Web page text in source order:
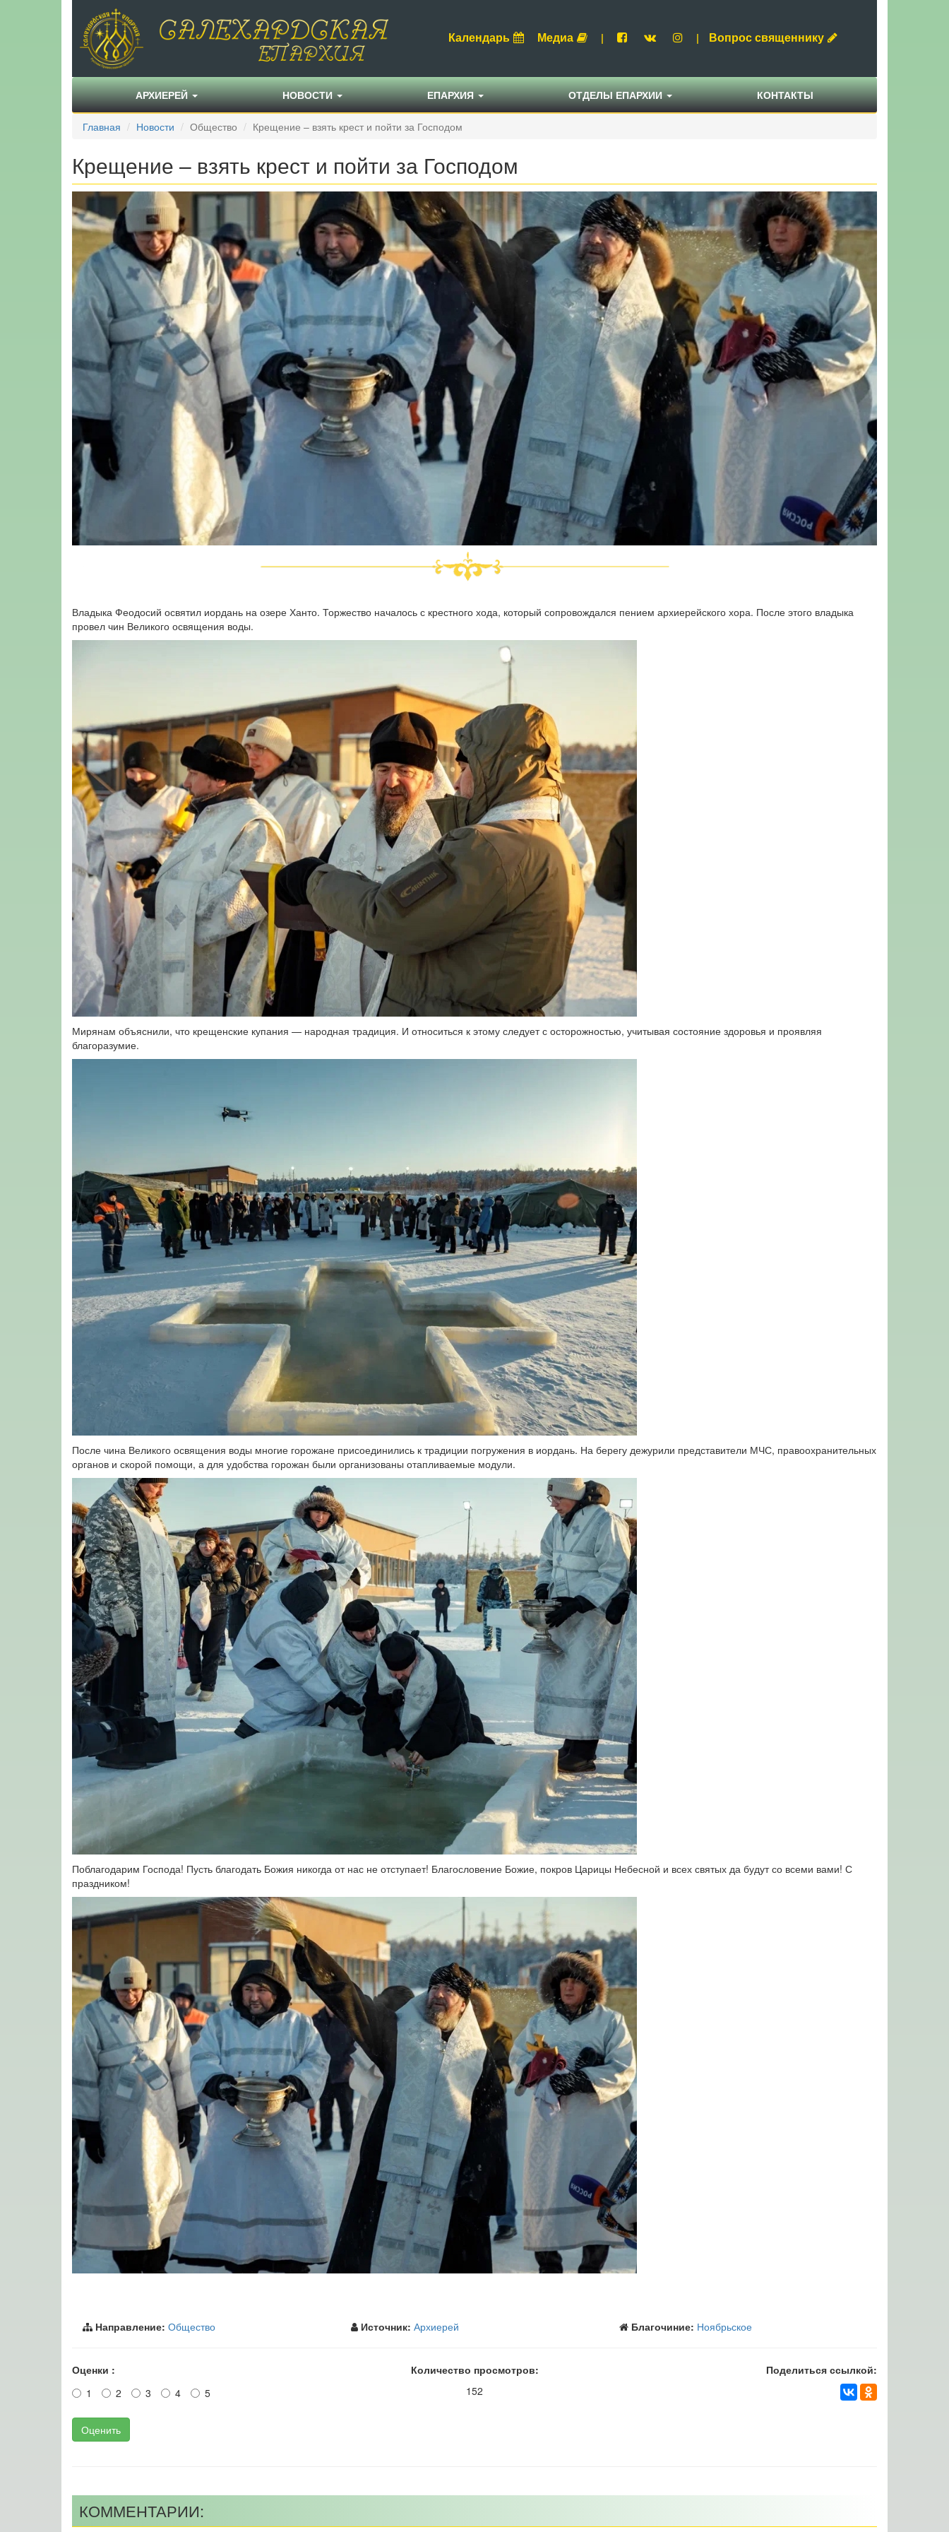
Календарь Медиа | | Вопрос священнику
АРХИЕРЕЙ НОВОСТИ ЕПАРХИЯ ОТДЕЛЫ ЕПАРХИИ КОНТАКТЫ
Главная Новости Общество Крещение – взять крест и пойти за Господом
Крещение – взять крест и пойти за Господом
Владыка Феодосий освятил иордань на озере Ханто. Торжество началось с крестного хода, который сопровождался пением архиерейского хора. После этого владыка
провел чин Великого освящения воды.
Мирянам объяснили, что крещенские купания — народная традиция. И относиться к этому следует с осторожностью, учитывая состояние здоровья и проявляя
благоразумие.
После чина Великого освящения воды многие горожане присоединились к традиции погружения в иордань. На берегу дежурили представители МЧС, правоохранительных
органов и скорой помощи, а для удобства горожан были организованы отапливаемые модули.
Поблагодарим Господа! Пусть благодать Божия никогда от нас не отступает! Благословение Божие, покров Царицы Небесной и всех святых да будут со всеми вами! С
праздником!
Направление: Общество Источник: Архиерей Благочиние: Ноябрьское
Оценки :
1
2 3 4 5
Оценить
Количество просмотров:
152
Поделиться ссылкой:
КОММЕНТАРИИ: